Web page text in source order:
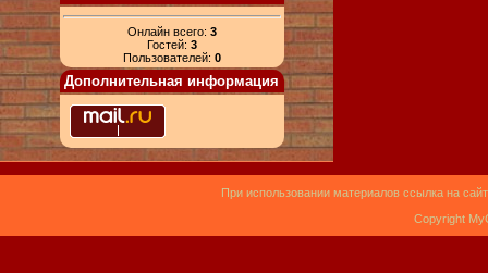
Онлайн всего: 3
Гостей: 3
Пользователей: 0
Дополнительная информация
При использовании материалов ссылка на
Copyright